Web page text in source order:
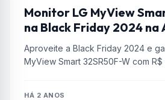
AMAZON
Monitor LG MyView
na Black Friday 2024 na
Aproveite a Black Friday 2024 e
MyView Smart 32SR50F-W com
HÁ 2 ANOS